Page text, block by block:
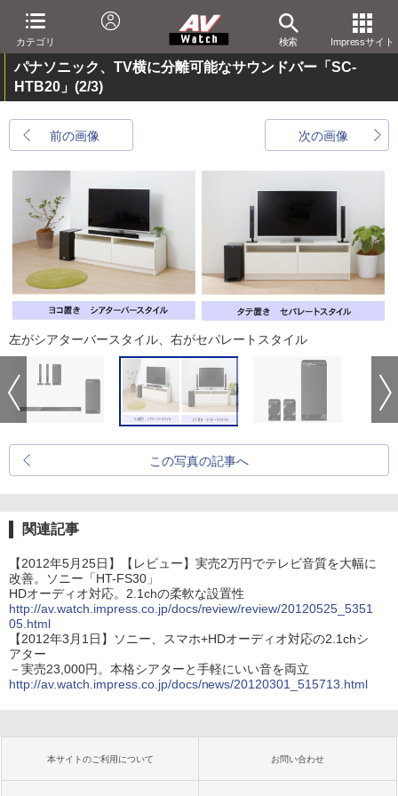
カテゴリ 検索 Impressサイト
パナソニック、TV横に分離可能なサウンドバー「SC-
HTB20」 (2/3)
前の画像 次の画像
左がシアターバースタイル、右がセパレートスタイル
この写真の記事へ
関連記事
【2012年5月25日】【レビュー】実売2万円でテレビ音質を大幅に
改善。ソニー「HT-FS30」
HDオーディオ対応。2.1chの柔軟な設置性
http://av.watch.impress.co.jp/docs/review/review/20120525_5351
05.html
【2012年3月1日】ソニー、スマホ+HDオーディオ対応の2.1chシ
アター
－実売23,000円。本格シアターと手軽にいい音を両立
http://av.watch.impress.co.jp/docs/news/20120301_515713.html
本サイトのご利用について お問い合わせ